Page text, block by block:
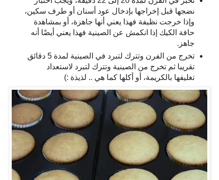
نضجها قبل إخراجها بإدخال عود أسنان أو طرف سكين،
وإذا خرجت نظيفة فهذا يعني أنها جاهزة، أو بمشاهدة
حافة الكيك إذا انكمش عن الصينية فهذا يعني أيضًا أنه
جاهز.
تخرج من الفرن وتترك لتبرد في الصينية لمدة 5 دقائق
تقريبا ثم تخرج من الصينية وتترك لتبرد لاستعداد
تغليفها بالكريمة، أو أكلها كما هي .. لذيذة :)